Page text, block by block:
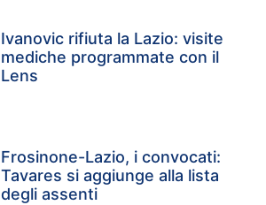
Ivanovic rifiuta la Lazio: visite
mediche programmate con il
Lens
Frosinone-Lazio, i convocati:
Tavares si aggiunge alla lista
degli assenti